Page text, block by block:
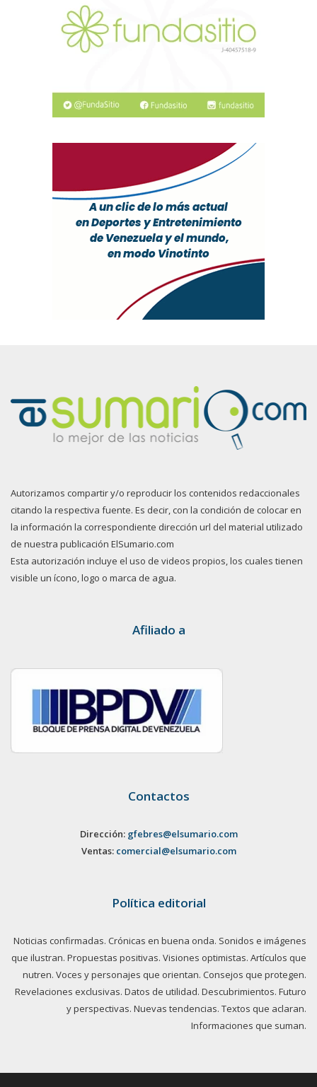
Autorizamos compartir y/o reproducir los contenidos redaccionales
citando la respectiva fuente. Es decir, con la condición de colocar en
la información la correspondiente dirección url del material utilizado
de nuestra publicación ElSumario.com
Esta autorización incluye el uso de videos propios, los cuales tienen
visible un ícono, logo o marca de agua.
Afiliado a
Contactos
Dirección: gfebres@elsumario.com
Ventas: comercial@elsumario.com
Política editorial
Noticias confirmadas. Crónicas en buena onda. Sonidos e imágenes
que ilustran. Propuestas positivas. Visiones optimistas. Artículos que
nutren. Voces y personajes que orientan. Consejos que protegen.
Revelaciones exclusivas. Datos de utilidad. Descubrimientos. Futuro
y perspectivas. Nuevas tendencias. Textos que aclaran.
Informaciones que suman.